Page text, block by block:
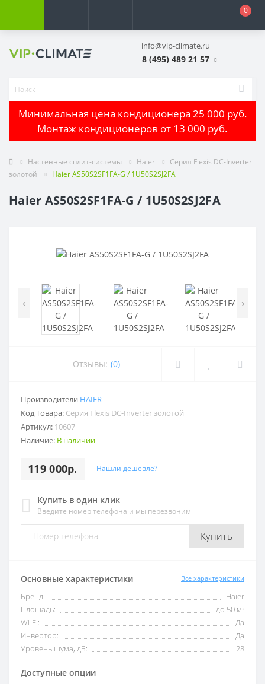
0
info@vip-climate.ru
8 (495) 489 21 57
Минимальная цена кондиционера 25 000 руб.
Монтаж кондиционеров от 13 000 руб.
Настенные сплит-системы Haier
Серия Flexis DC-Inverter
золотой
Haier AS50S2SF1FA-G / 1U50S2SJ2FA
Haier AS50S2SF1FA-G / 1U50S2SJ2FA
‹ ›
Отзывы: (0)
Производители HAIER
Код Товара: Серия Flexis DC-Inverter золотой
Артикул: 10607
Наличие: В наличии
119 000р. Нашли дешевле?
Купить в один клик
Введите номер телефона и мы перезвоним
Купить
Основные характеристики Все характеристики
Бренд:
Haier
Площадь:
до 50 м²
Wi-Fi:
Да
Инвертор:
Да
Уровень шума, дБ:
28
Доступные опции